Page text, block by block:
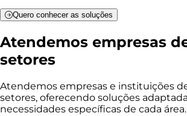
Quero conhecer as soluções
Atendemos empresas
setores
Atendemos empresas e instituições
setores, oferecendo soluções
necessidades específicas de cada área.